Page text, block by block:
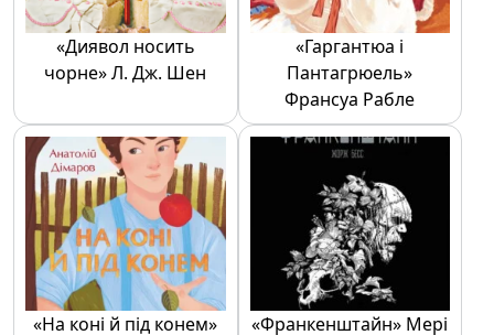
«Диявол носить
чорне» Л. Дж. Шен
«Гаргантюа і
Пантагрюель»
Франсуа Рабле
«На коні й під конем»
«Франкенштайн» Мері